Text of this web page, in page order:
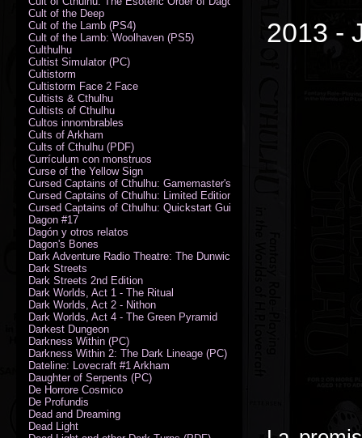
2013 -
Cult of the Deep
Cult of the Lamb (PS4)
Cult of the Lamb: Woolhaven (PS5)
Culthulhu
Cultist Simulator (PC)
Cultistorm
Cultistorm Face 2 Face
Cultists & Cthulhu
Cultists of Cthulhu
Cultos innombrables
Cults of Arkham
Cults of Cthulhu (PDF)
Currículum con monstruos
Curse of the Yellow Sign
Cursed Captains of Cthulhu: Gamemaster's Toolkit & Dice
Cursed Captains of Cthulhu: Limited Edition
Cursed Captains of Cthulhu: Quickstart Guide (PDF)
Dagon #17
Dagón y otros relatos
Dagon's Bones
Dark Adventure Radio Theatre: The Dunwich Horror - Audio CD with
Dark Streets
Dark Streets 2nd Edition
Dark Worlds, Act 1 - The Ritual
Dark Worlds, Act 2 - Nithon
Dark Worlds, Act 4 - The Green Pyramid
Darkest Dungeon
Darkness Within (PC)
Darkness Within 2: The Dark Lineage (PC)
Dateline: Lovecraft #1 Arkham
Daughter of Serpents (PC)
De Horrore Cosmico
De Profundis
Dead and Dreaming
Dead Light